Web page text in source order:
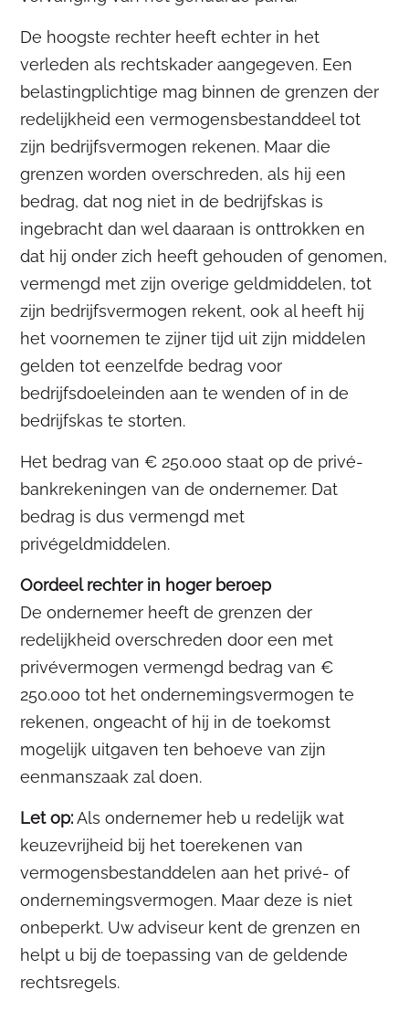
De hoogste rechter heeft echter in het
verleden als rechtskader aangegeven. Een
belastingplichtige mag binnen de grenzen der
redelijkheid een vermogensbestanddeel tot
zijn bedrijfsvermogen rekenen. Maar die
grenzen worden overschreden, als hij een
bedrag, dat nog niet in de bedrijfskas is
ingebracht dan wel daaraan is onttrokken en
dat hij onder zich heeft gehouden of genomen,
vermengd met zijn overige geldmiddelen, tot
zijn bedrijfsvermogen rekent, ook al heeft hij
het voornemen te zijner tijd uit zijn middelen
gelden tot eenzelfde bedrag voor
bedrijfsdoeleinden aan te wenden of in de
bedrijfskas te storten.
Het bedrag van € 250.000 staat op de privé-
bankrekeningen van de ondernemer. Dat
bedrag is dus vermengd met
privégeldmiddelen.
Oordeel rechter in hoger beroep
De ondernemer heeft de grenzen der
redelijkheid overschreden door een met
privévermogen vermengd bedrag van €
250.000 tot het ondernemingsvermogen te
rekenen, ongeacht of hij in de toekomst
mogelijk uitgaven ten behoeve van zijn
eenmanszaak zal doen.
Let op:Als ondernemer heb u redelijk wat
keuzevrijheid bij het toerekenen van
vermogensbestanddelen aan het privé- of
ondernemingsvermogen. Maar deze is niet
onbeperkt. Uw adviseur kent de grenzen en
helpt u bij de toepassing van de geldende
rechtsregels.